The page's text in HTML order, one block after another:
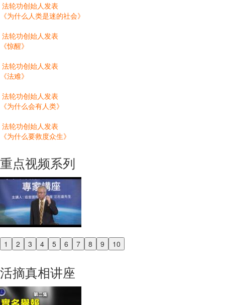
法轮功创始人发表
《为什么人类是迷的社会》
法轮功创始人发表
《惊醒》
法轮功创始人发表
《法难》
法轮功创始人发表
《为什么会有人类》
法轮功创始人发表
《为什么要救度众生》
重点视频系列
1 2 3 4 5 6 7 8 9 10
Previous
活摘真相讲座